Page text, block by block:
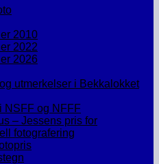
2010
2022
2026
utmerkelser i Bekkalokket
NSFF og NFFF
– Jessens pris for
fotografering